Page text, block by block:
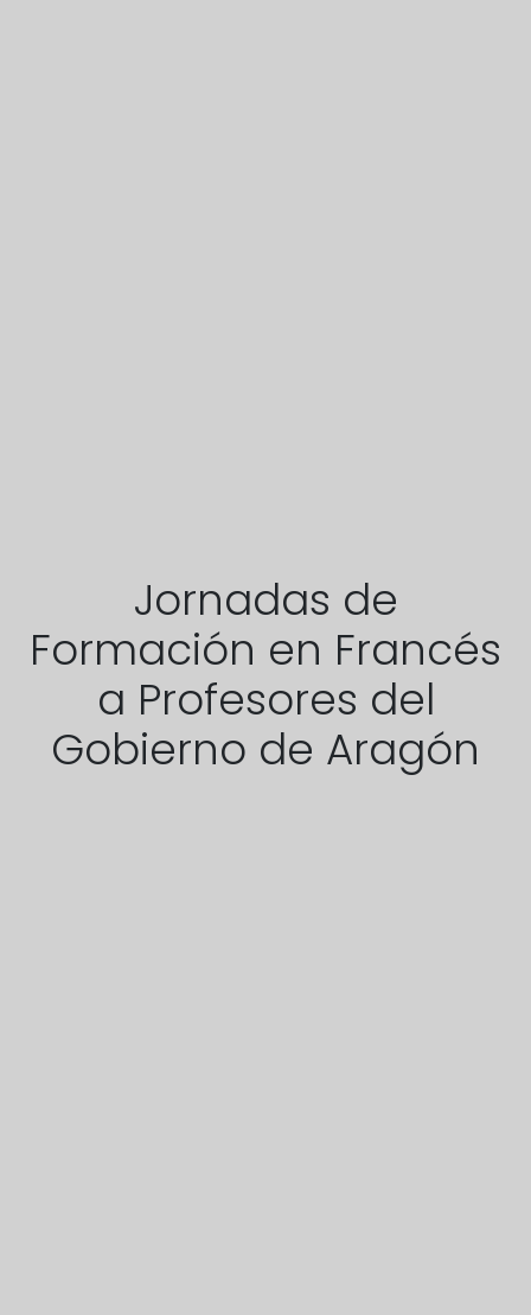
Jornadas de
Formación en Francés
a Profesores del
Gobierno de Aragón